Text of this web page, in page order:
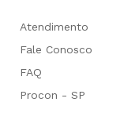
Atendimento
Fale Conosco
FAQ
Procon - SP